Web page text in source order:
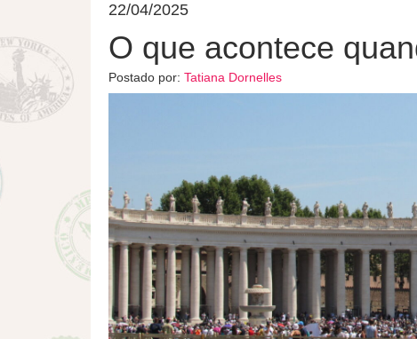
22/04/2025
O que acontece
Postado por: Tatiana Dornelles